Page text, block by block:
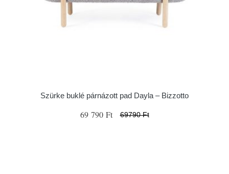
Szürke buklé párnázott pad Dayla – Bizzotto
69 790 Ft 69790 Ft